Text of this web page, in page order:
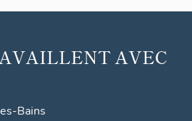
AVEC
Bains